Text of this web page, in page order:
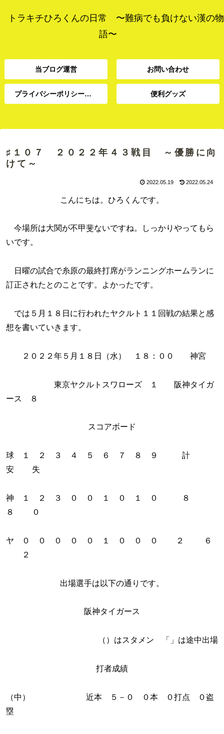
トラキチひろくんの日常 〜難病でも負けない漢の物
語〜
当ブログ運営 お問い合わせ
プライバシーポリシー、免責事項 便利グッズ
♯１０７ ２０２２年４３戦目 ～優勝に向
けて～
2022.05.19 2022.05.24
こんにちは。ひろくんです。
今場所は大関が不甲斐ないですね。しっかりやってもら
いです。
日曜の試合で糸原の最終打席がランニングホームランに
訂正されたとのことです。よかったです。
では５月１８日に行われたヤクルト１１回戦の結果と感
想を書いていきます。
２０２２年５月１８日（水） １８：００ 神宮
東京ヤクルトスワローズ １ 阪神タイガ
ース ８
スコアボード
球 １ ２ ３ ４ ５ ６ ７ ８ ９ 計
安 失
神 １ ２ ３ ０ ０ １ ０ １ ０ ８
８ ０
ヤ ０ ０ ０ ０ ０ １ ０ ０ ０ ２ ６
２
出場選手は以下の通りです。
阪神タイガース
（）はスタメン 「」は途中出場
打者成績
（中） 近本 ５－０ ０本 ０打点 ０盗
塁